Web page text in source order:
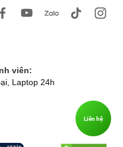
viên:
Laptop 24h
Liên hệ